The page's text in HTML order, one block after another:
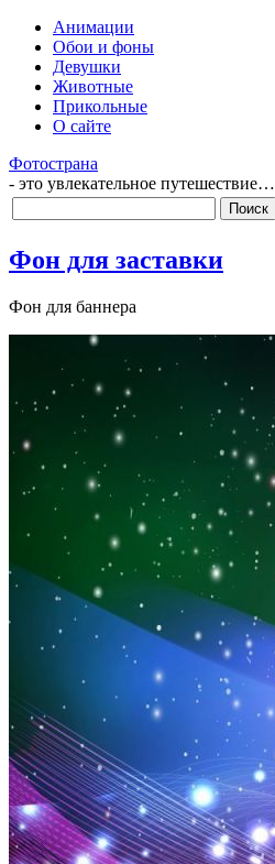
Анимации
Обои и фоны
Девушки
Животные
Прикольные
О сайте
Фотострана
- это увлекательное путешествие…
Фон для заставки
Фон для баннера